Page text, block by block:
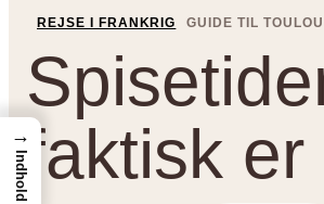
REJSE I FRANKRIG GUIDE TIL
faktisk er
→
Indhold